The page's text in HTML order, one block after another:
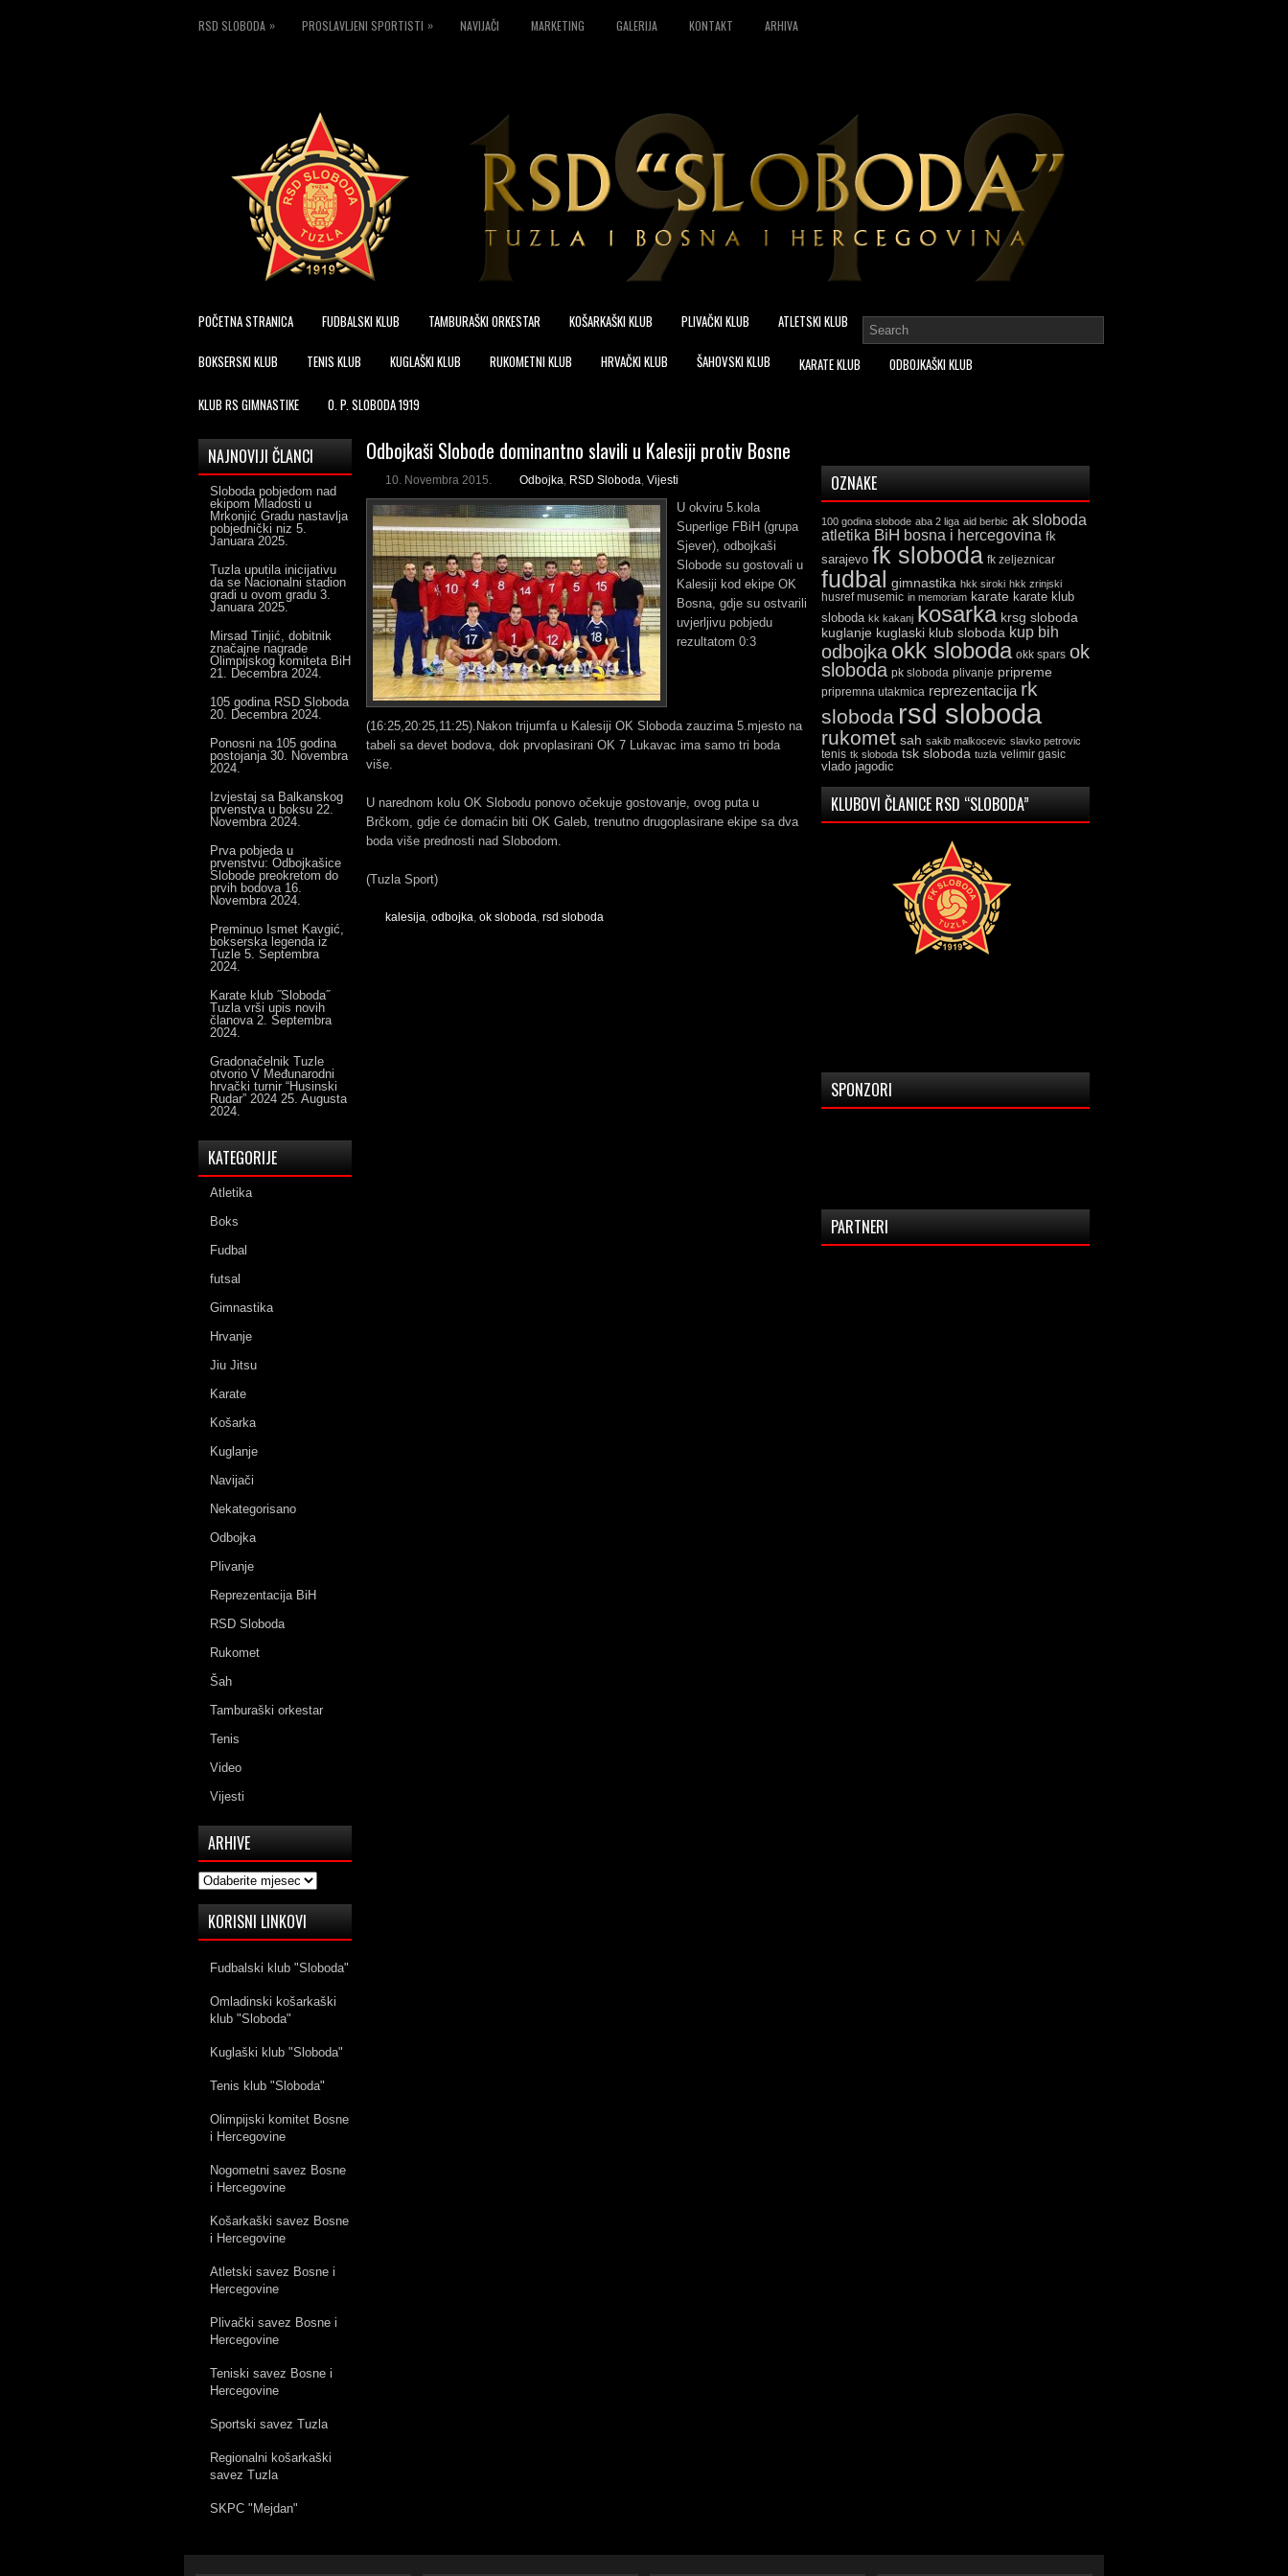
RSD SLOBODA » PROSLAVLJENI SPORTISTI » NAVIJAČI MARKETING GALERIJA KONTAKT ARHIVA
POČETNA STRANICA FUDBALSKI KLUB TAMBURAŠKI ORKESTAR KOŠARKAŠKI KLUB PLIVAČKI KLUB ATLETSKI KLUB
BOKSERSKI KLUB TENIS KLUB KUGLAŠKI KLUB RUKOMETNI KLUB HRVAČKI KLUB ŠAHOVSKI KLUB KARATE KLUB ODBOJKAŠKI KLUB
KLUB RS GIMNASTIKE O. P. SLOBODA 1919
Odbojkaši Slobode dominantno slavili u Kalesiji protiv Bosne
10. Novembra 2015. Odbojka, RSD Sloboda, Vijesti
U okviru 5.kola
Superlige FBiH (grupa
Sjever), odbojkaši
Slobode su gostovali u
Kalesiji kod ekipe OK
Bosna, gdje su ostvarili
uvjerljivu pobjedu
rezultatom 0:3
(16:25,20:25,11:25).Nakon trijumfa u Kalesiji OK Sloboda zauzima 5.mjesto na
tabeli sa devet bodova, dok prvoplasirani OK 7 Lukavac ima samo tri boda
više.
U narednom kolu OK Slobodu ponovo očekuje gostovanje, ovog puta u
Brčkom, gdje će domaćin biti OK Galeb, trenutno drugoplasirane ekipe sa dva
boda više prednosti nad Slobodom.
(Tuzla Sport)
kalesija, odbojka, ok sloboda, rsd sloboda
NAJNOVIJI ČLANCI
Sloboda pobjedom nad
ekipom Mladosti u
Mrkonjić Gradu nastavlja
pobjednički niz 5.
Januara 2025.
Tuzla uputila inicijativu
da se Nacionalni stadion
gradi u ovom gradu 3.
Januara 2025.
Mirsad Tinjić, dobitnik
značajne nagrade
Olimpijskog komiteta BiH
21. Decembra 2024.
105 godina RSD Sloboda
20. Decembra 2024.
Ponosni na 105 godina
postojanja 30. Novembra
2024.
Izvjestaj sa Balkanskog
prvenstva u boksu 22.
Novembra 2024.
Prva pobjeda u
prvenstvu: Odbojkašice
Slobode preokretom do
prvih bodova 16.
Novembra 2024.
Preminuo Ismet Kavgić,
bokserska legenda iz
Tuzle 5. Septembra
2024.
Karate klub ˝Sloboda˝
Tuzla vrši upis novih
članova 2. Septembra
2024.
Gradonačelnik Tuzle
otvorio V Međunarodni
hrvački turnir “Husinski
Rudar” 2024 25. Augusta
2024.
KATEGORIJE
Atletika
Boks
Fudbal
futsal
Gimnastika
Hrvanje
Jiu Jitsu
Karate
Košarka
Kuglanje
Navijači
Nekategorisano
Odbojka
Plivanje
Reprezentacija BiH
RSD Sloboda
Rukomet
Šah
Tamburaški orkestar
Tenis
Video
Vijesti
ARHIVE
Arhive
KORISNI LINKOVI
Fudbalski klub "Sloboda"
Omladinski košarkaški
klub "Sloboda"
Kuglaški klub "Sloboda"
Tenis klub "Sloboda"
Olimpijski komitet Bosne
i Hercegovine
Nogometni savez Bosne
i Hercegovine
Košarkaški savez Bosne
i Hercegovine
Atletski savez Bosne i
Hercegovine
Plivački savez Bosne i
Hercegovine
Teniski savez Bosne i
Hercegovine
Sportski savez Tuzla
Regionalni košarkaški
savez Tuzla
SKPC "Mejdan"
OZNAKE
100 godina slobode aba 2 liga aid berbic ak sloboda
atletika BiH bosna i hercegovina fk
sarajevo fk sloboda fk zeljeznicar
fudbal gimnastika hkk siroki hkk zrinjski
husref musemic in memoriam karate karate klub
sloboda kk kakanj kosarka krsg sloboda
kuglanje kuglaski klub sloboda kup bih
odbojka okk sloboda okk spars ok
sloboda pk sloboda plivanje pripreme
pripremna utakmica reprezentacija rk
sloboda rsd sloboda
rukomet sah sakib malkocevic slavko petrovic
tenis tk sloboda tsk sloboda tuzla velimir gasic
vlado jagodic
KLUBOVI ČLANICE RSD “SLOBODA”
SPONZORI
PARTNERI